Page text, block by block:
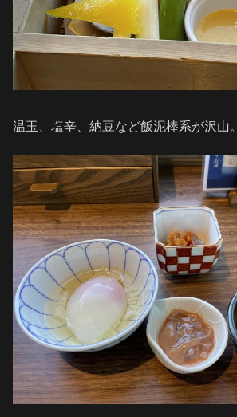
温玉、塩辛、納豆など飯泥棒系が沢山。